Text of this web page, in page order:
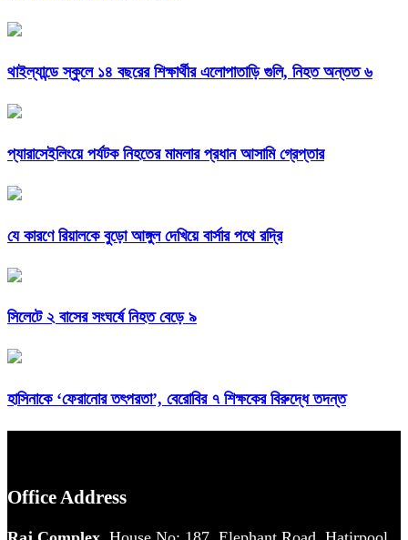
থাইল্যান্ডে স্কুলে ১৪ বছরের শিক্ষার্থীর এলোপাতাড়ি গুলি, নিহত অন্তত ৬
প্যারাসেইলিংয়ে পর্যটক নিহতের মামলার প্রধান আসামি গ্রেপ্তার
যে কারণে রিয়ালকে বুড়ো আঙ্গুল দেখিয়ে বার্সার পথে রদ্রি
সিলেটে ২ বাসের সংঘর্ষে নিহত বেড়ে ৯
হাসিনাকে ‘ফেরানোর তৎপরতা’, বেরোবির ৭ শিক্ষকের বিরুদ্ধে তদন্ত
Office Address